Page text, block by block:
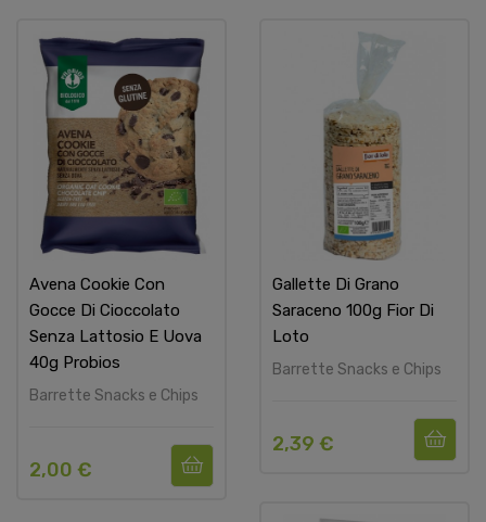
Avena Cookie Con
Gocce Di Cioccolato
Senza Lattosio E Uova
40g Probios
Barrette Snacks e Chips
2,00 €
Gallette Di Grano
Saraceno 100g Fior Di
Loto
Barrette Snacks e Chips
2,39 €